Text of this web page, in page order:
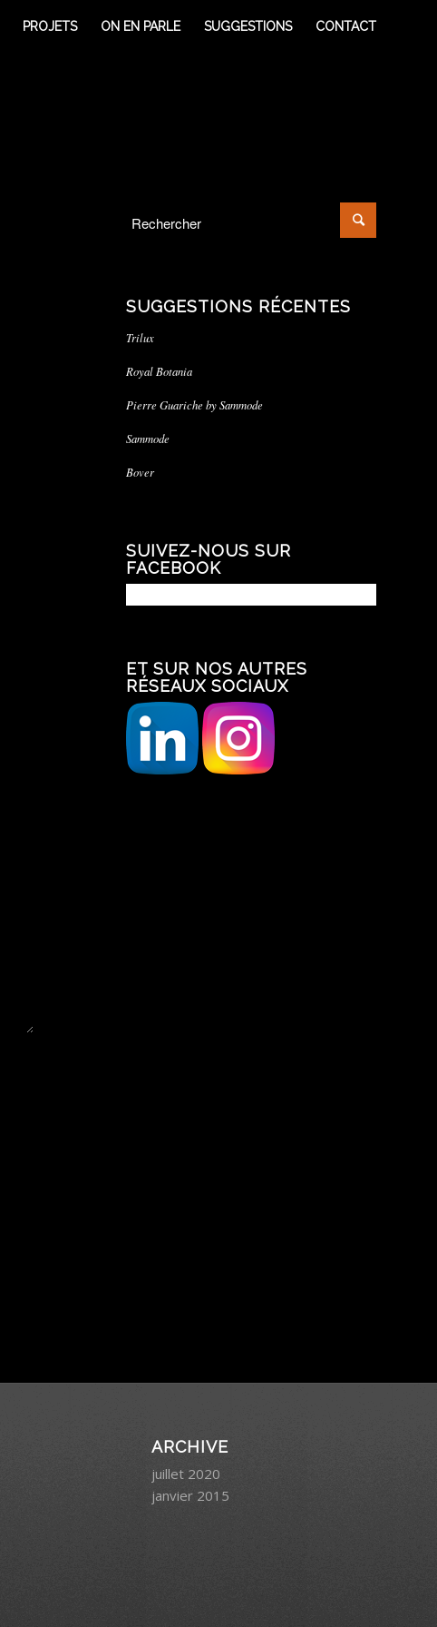
PROJETS ON EN PARLE SUGGESTIONS CONTACT
SUGGESTIONS RÉCENTES
Trilux
Royal Botania
Pierre Guariche by Sammode
Sammode
Bover
SUIVEZ-NOUS SUR
FACEBOOK
ET SUR NOS AUTRES
RÉSEAUX SOCIAUX
ARCHIVE
juillet 2020
janvier 2015